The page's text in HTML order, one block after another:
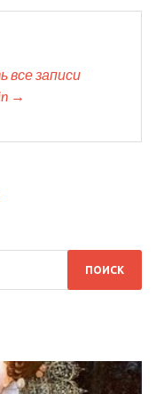
записи
→